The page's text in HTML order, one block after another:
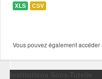
XLS CSV
Vous pouvez également